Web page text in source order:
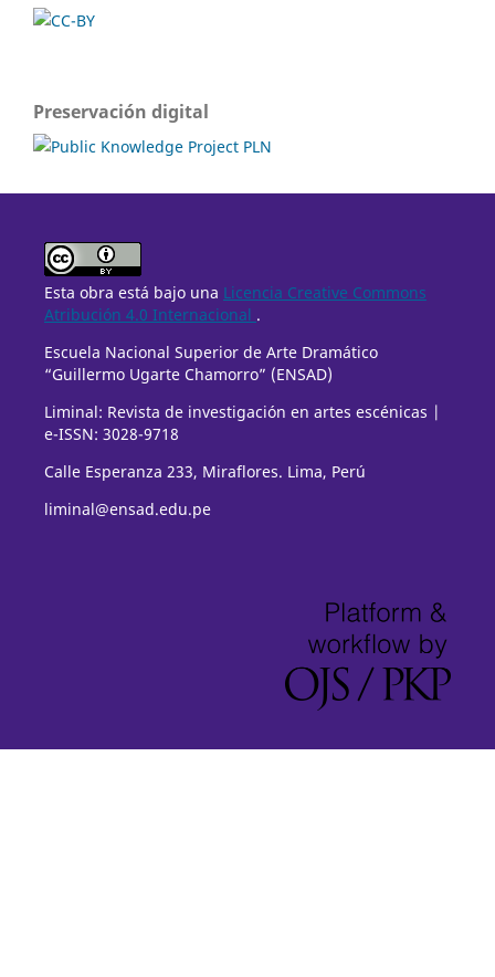
Preservación digital
Esta obra está bajo una Licencia Creative Commons
Atribución 4.0 Internacional .
Escuela Nacional Superior de Arte Dramático
“Guillermo Ugarte Chamorro” (ENSAD)
Liminal: Revista de investigación en artes escénicas |
e-ISSN: 3028-9718
Calle Esperanza 233, Miraflores. Lima, Perú
liminal@ensad.edu.pe